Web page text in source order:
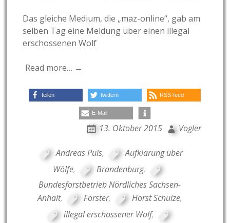
Das gleiche Medium, die „maz-online“, gab am
selben Tag eine Meldung über einen illegal
erschossenen Wolf
Read more… →
teilen twittern RSS-feed
E-Mail
13. Oktober 2015 Vogler
Andreas Puls,
Aufklärung über
Wölfe, Brandenburg,
Bundesforstbetrieb Nördliches Sachsen-
Anhalt, Förster, Horst Schulze,
illegal erschossener Wolf,